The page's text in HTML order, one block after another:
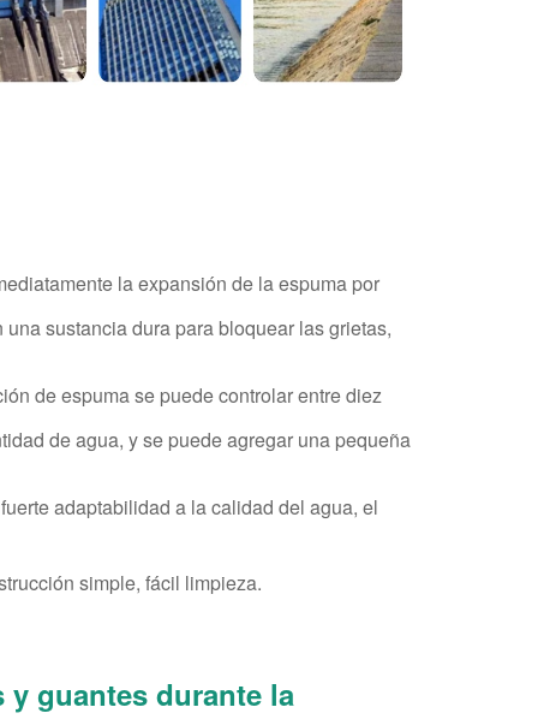
la expansión de la espuma por
sustancia dura para bloquear las grietas,
de espuma se puede controlar entre diez
de agua, y se puede agregar una pequeña
adaptabilidad a la calidad del agua, el
simple, fácil limpieza.
guantes durante la